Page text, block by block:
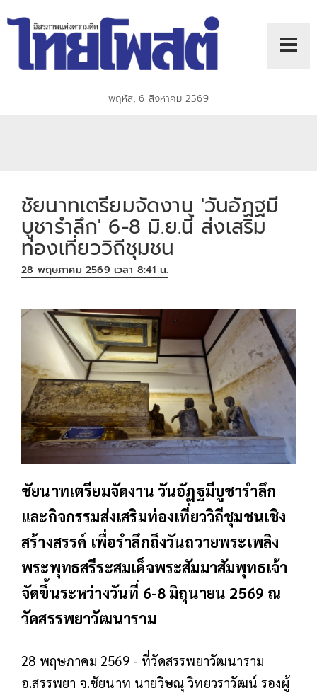
พฤหัส, 6 สิงหาคม 2569
ชัยนาทเตรียมจัดงาน 'วันอัฏฐมี
บูชารำลึก' 6-8 มิ.ย.นี้ ส่งเสริม
ท่องเที่ยววิถีชุมชน
28 พฤษภาคม 2569 เวลา 8:41 น.
ชัยนาทเตรียมจัดงาน วันอัฏฐมีบูชารำลึก
และกิจกรรมส่งเสริมท่องเที่ยววิถีชุมชนเชิง
สร้างสรรค์ เพื่อรำลึกถึงวันถวายพระเพลิง
พระพุทธสรีระสมเด็จพระสัมมาสัมพุทธเจ้า
จัดขึ้นระหว่างวันที่ 6-8 มิถุนายน 2569 ณ
วัดสรรพยาวัฒนาราม
28 พฤษภาคม 2569 - ที่วัดสรรพยาวัฒนาราม
อ.สรรพยา จ.ชัยนาท นายวิษณุ วิทยวราวัฒน์ รองผู้